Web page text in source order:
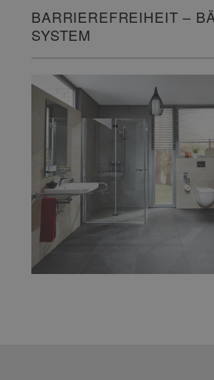
BARRIEREFREIHEIT –
SYSTEM